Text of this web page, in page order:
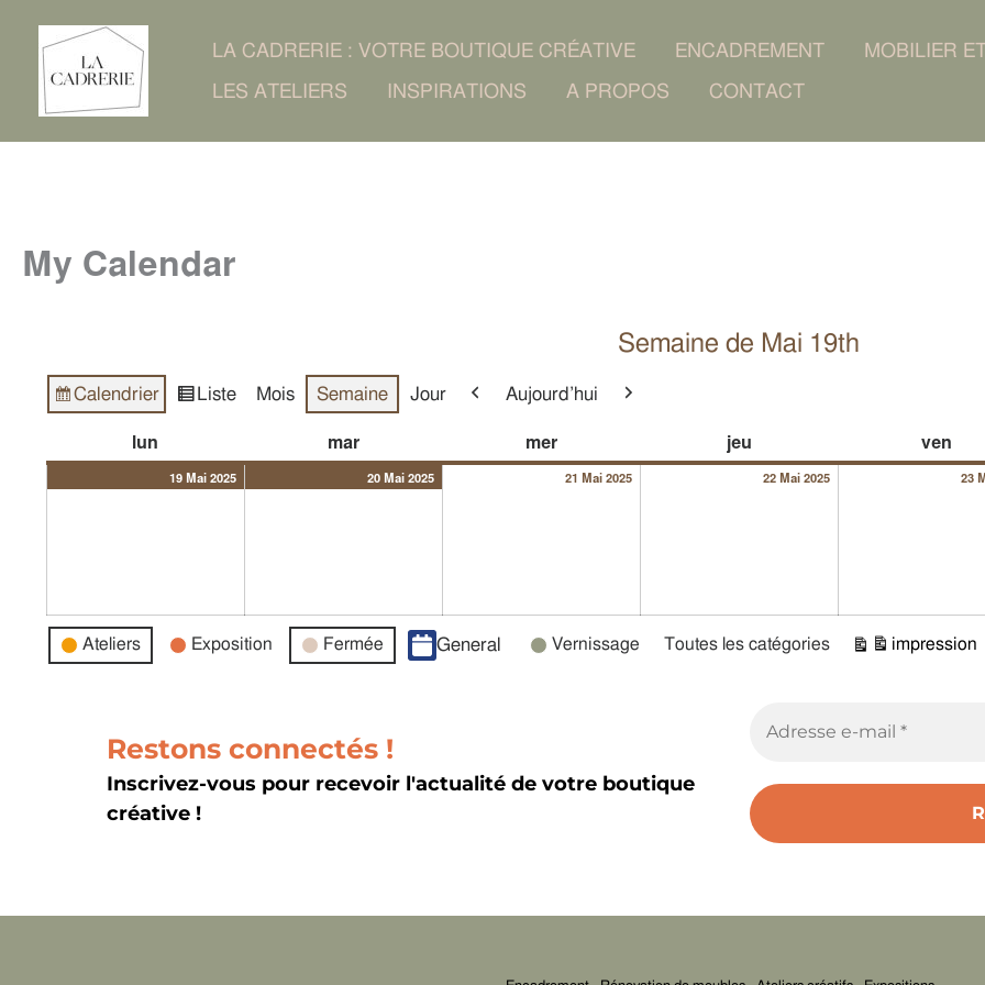
Aller
contenu
LA CADRERIE : VOTRE BOUTIQUE CRÉATIVE ENCADREMENT MOBILIER
LES ATELIERS INSPIRATIONS A PROPOS CONTACT
My Calendar
Semaine de Mai 19th
Vue
Calendrier
Vue
Liste Mois Semaine Jour
Précédent
Aujourd’hui
lun marmardi mermercredi jeu ven
19 Mai 2025
évènement)
20 Mai 2025
évènement)
21 Mai 2025 22 Mai 2025 23
Catégories
Ateliers Exposition Fermée General Vernissage Toutes les catégories
Vue
impression
Restons connectés !
Inscrivez-vous pour recevoir l'actualité de votre boutique
créative !